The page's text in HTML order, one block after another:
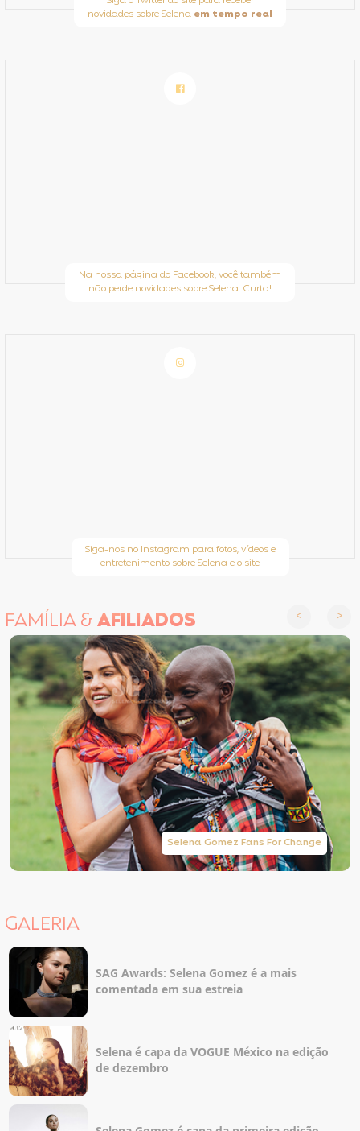
novidades sobre Selena em tempo real
Na nossa página do Facebook, você também
não perde novidades sobre Selena. Curta!
Siga-nos no Instagram para fotos, vídeos e
entretenimento sobre Selena e o site
FAMÍLIA &AFILIADOS
Selena Gomez Fans For Change
GALERIA
SAG Awards: Selena Gomez é a mais
comentada em sua estreia
Selena é capa da VOGUE México na edição
de dezembro